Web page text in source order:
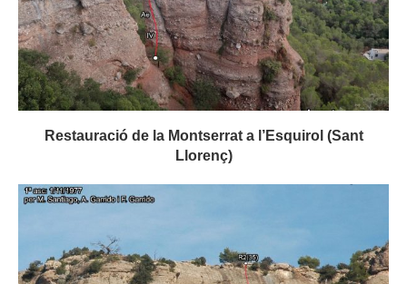
Restauració de la Montserrat a l’Esquirol (Sant
Llorenç)